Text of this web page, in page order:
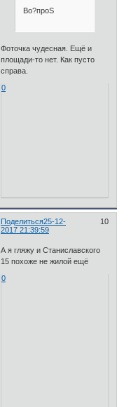
Во?проS
Фоточка чудесная. Ещё и
площади-то нет. Как пусто
справа.
0
Поделиться 10
25-12-
2017 21:39:59
А я гляжу и Станиславского
15 похоже не жилой ещё
0